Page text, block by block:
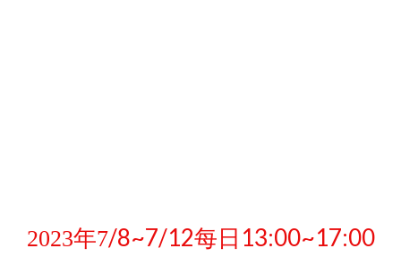
2023年7/8~7/12每日13:00~17:00